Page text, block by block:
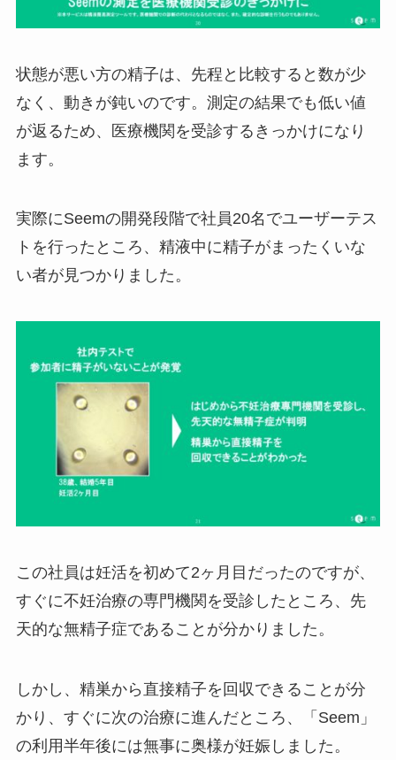
状態が悪い方の精子は、先程と比較すると数が少
なく、動きが鈍いのです。測定の結果でも低い値
が返るため、医療機関を受診するきっかけになり
ます。
実際にSeemの開発段階で社員20名でユーザーテス
トを行ったところ、精液中に精子がまったくいな
い者が見つかりました。
この社員は妊活を初めて2ヶ月目だったのですが、
すぐに不妊治療の専門機関を受診したところ、先
天的な無精子症であることが分かりました。
しかし、精巣から直接精子を回収できることが分
かり、すぐに次の治療に進んだところ、「Seem」
の利用半年後には無事に奥様が妊娠しました。